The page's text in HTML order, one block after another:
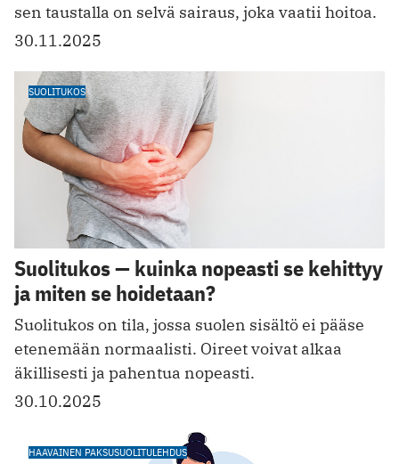
sen taustalla on selvä sairaus, joka vaatii hoitoa.
30.11.2025
SUOLITUKOS
Suolitukos — kuinka nopeasti se kehittyy
ja miten se hoidetaan?
Suolitukos on tila, jossa suolen sisältö ei pääse
etenemään normaalisti. Oireet voivat alkaa
äkillisesti ja pahentua nopeasti.
30.10.2025
HAAVAINEN PAKSUSUOLITULEHDUS